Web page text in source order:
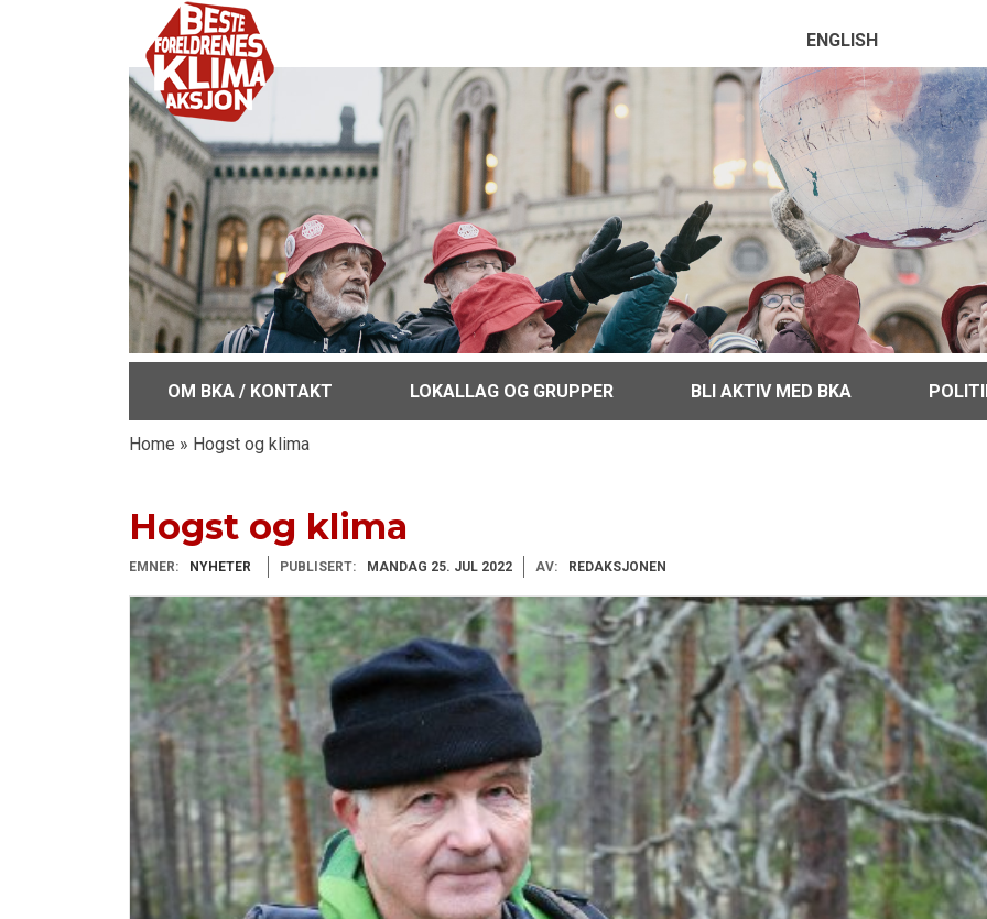
ENGLISH
OM BKA / KONTAKT LOKALLAG OG GRUPPER BLI AKTIV MED BKA
Home » Hogst og klima
Hogst og klima
EMNER: NYHETER PUBLISERT: MANDAG 25. JUL 2022 AV: REDAKSJONEN